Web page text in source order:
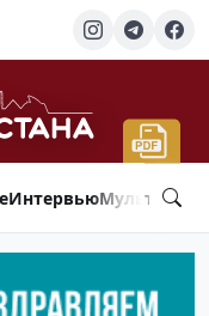
Интервью